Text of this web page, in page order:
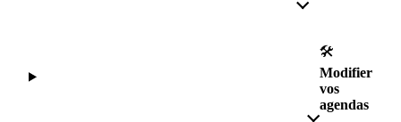
🛠
Modifier
vos
agendas